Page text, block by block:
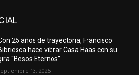
25 años de trayectoria, Francisco
hace vibrar Casa Haas con su
“Besos Eternos”
13, 2025